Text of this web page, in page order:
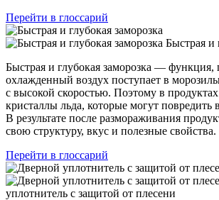
Перейти в глоссарий
Быстрая и
Быстрая и глубокая заморозка — функция,
охлажденный воздух поступает в
с высокой скоростью. Поэтому в
кристаллы льда, которые могут повредить
В результате после размораживания
свою структуру, вкус и полезные свойства.
Перейти в глоссарий
уплотнитель с защитой от плесени